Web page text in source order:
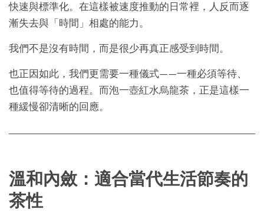
快速與標準化。在這樣被速度推動的日常裡，人反而逐
漸失去與「時間」相處的能力。
我們不是沒有時間，而是很少再真正感受到時間。
也正因如此，我們更需要一種儀式——一種必須等待、
也值得等待的過程。而泡一壺紅水烏龍茶，正是這樣一
種緩慢卻清晰的回應。
溫和內斂：適合當代生活節奏的
茶性